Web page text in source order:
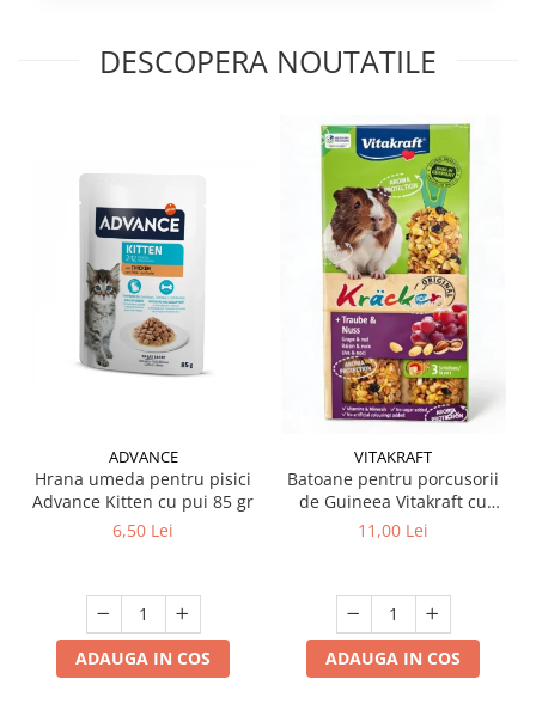
DESCOPERA NOUTATILE
ADVANCE
Hrana umeda pentru pisici
Advance Kitten cu pui 85 gr
6,50 Lei
ADAUGA IN COS
VITAKRAFT
Batoane pentru porcusorii
de Guineea Vitakraft cu
struguri & nuci 2 buc
11,00 Lei
ADAUGA IN COS